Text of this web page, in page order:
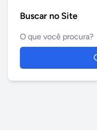
Buscar no Site